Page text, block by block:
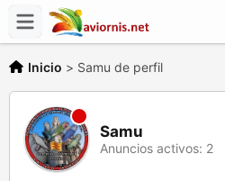
Inicio > Samu de perfil
Samu
Anuncios activos: 2